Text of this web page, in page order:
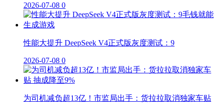
2026-07-08 0
性能大提升 DeepSeek V4正式版灰度测试：9
2026-07-08 0
为司机减负超13亿！市监局出手：货拉拉取消独家车贴